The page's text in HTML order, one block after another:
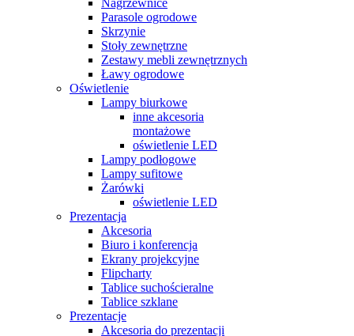
Parasole ogrodowe
Skrzynie
Stoły zewnętrzne
Zestawy mebli zewnętrznych
Ławy ogrodowe
Oświetlenie
Lampy biurkowe
inne akcesoria
montażowe
oświetlenie LED
Lampy podłogowe
Lampy sufitowe
Żarówki
oświetlenie LED
Prezentacja
Akcesoria
Biuro i konferencja
Ekrany projekcyjne
Flipcharty
Tablice suchościeralne
Tablice szklane
Prezentacje
Akcesoria do prezentacji